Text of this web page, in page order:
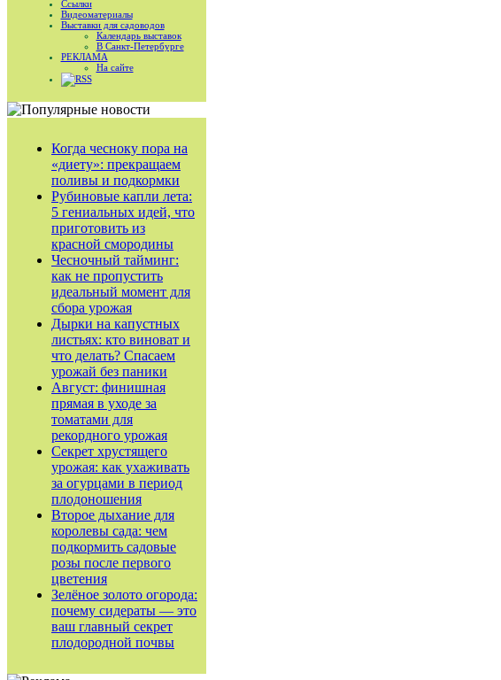
Ссылки
Видеоматериалы
Выставки для садоводов
Календарь выставок
В Санкт-Петербурге
РЕКЛАМА
На сайте
RSS
Когда чесноку пора на
«диету»: прекращаем
поливы и подкормки
Рубиновые капли лета:
5 гениальных идей, что
приготовить из
красной смородины
Чесночный тайминг:
как не пропустить
идеальный момент для
сбора урожая
Дырки на капустных
листьях: кто виноват и
что делать? Спасаем
урожай без паники
Август: финишная
прямая в уходе за
томатами для
рекордного урожая
Секрет хрустящего
урожая: как ухаживать
за огурцами в период
плодоношения
Второе дыхание для
королевы сада: чем
подкормить садовые
розы после первого
цветения
Зелёное золото огорода:
почему сидераты — это
ваш главный секрет
плодородной почвы